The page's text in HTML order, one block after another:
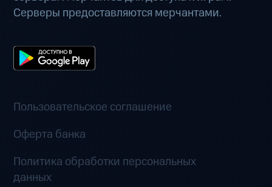
Серверы предоставляются мерчантами.
Пользовательское соглашение
Оферта банка
Политика обработки персональных
данных